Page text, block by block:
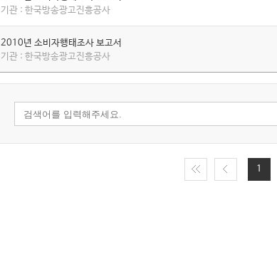
기관 : 한국방송광고진흥공사
2010년 소비자행태조사 보고서
기관 : 한국방송광고진흥공사
1